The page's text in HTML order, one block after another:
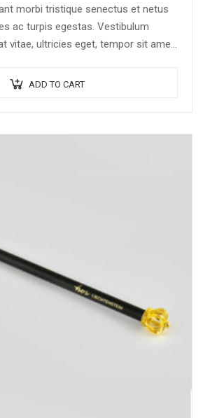
morbi tristique senectus et netus
ac turpis egestas. Vestibulum
vitae, ultricies eget, tempor sit amet,
ADD TO CART